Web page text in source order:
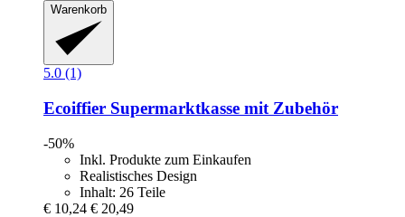
Warenkorb
5.0 (1)
Ecoiffier Supermarktkasse mit Zubehör
-50%
Inkl. Produkte zum Einkaufen
Realistisches Design
Inhalt: 26 Teile
€ 10,24 € 20,49